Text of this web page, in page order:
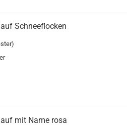
Schneeflocken
mit Name rosa